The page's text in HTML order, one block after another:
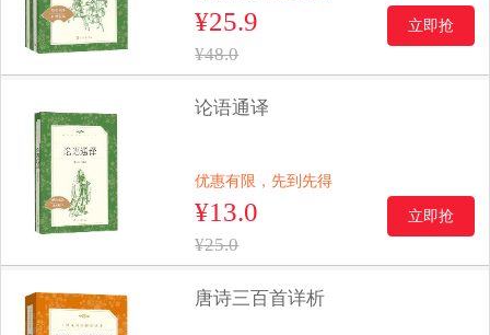
¥25.9
¥48.0
立即抢
论语通译
优惠有限，先到先得
¥13.0
¥25.0
立即抢
唐诗三百首详析